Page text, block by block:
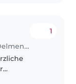
Babysitting job in Delmenhorst
1